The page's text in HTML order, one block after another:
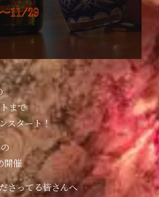
まで
スタート！
開催
さってる皆さんへ